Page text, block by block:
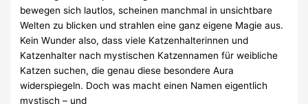
bewegen sich lautlos, scheinen manchmal in unsichtbare
Welten zu blicken und strahlen eine ganz eigene Magie aus.
Kein Wunder also, dass viele Katzenhalterinnen und
Katzenhalter nach mystischen Katzennamen für weibliche
Katzen suchen, die genau diese besondere Aura
widerspiegeln. Doch was macht einen Namen eigentlich
mystisch – und